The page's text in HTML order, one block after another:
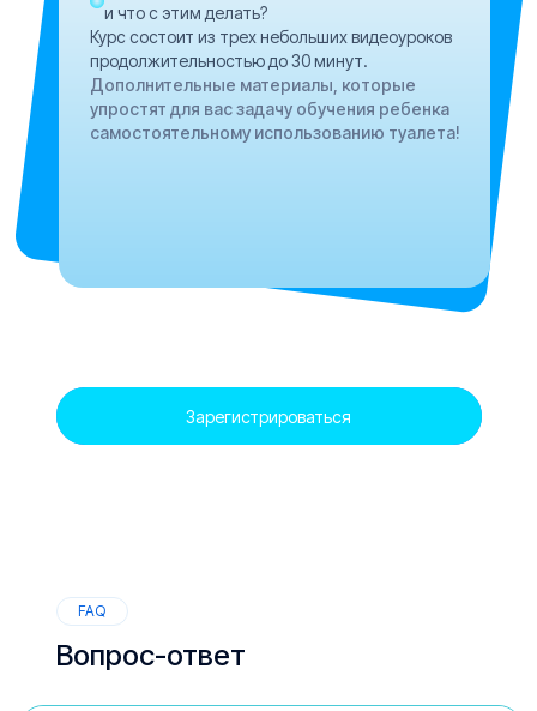
и что с этим делать?
Курс состоит из трех небольших видеоуроков
продолжительностью до 30 минут.
Дополнительные материалы, которые
упростят для вас задачу обучения ребенка
самостоятельному использованию туалета!
Зарегистрироваться
Вопрос-ответ
FAQ